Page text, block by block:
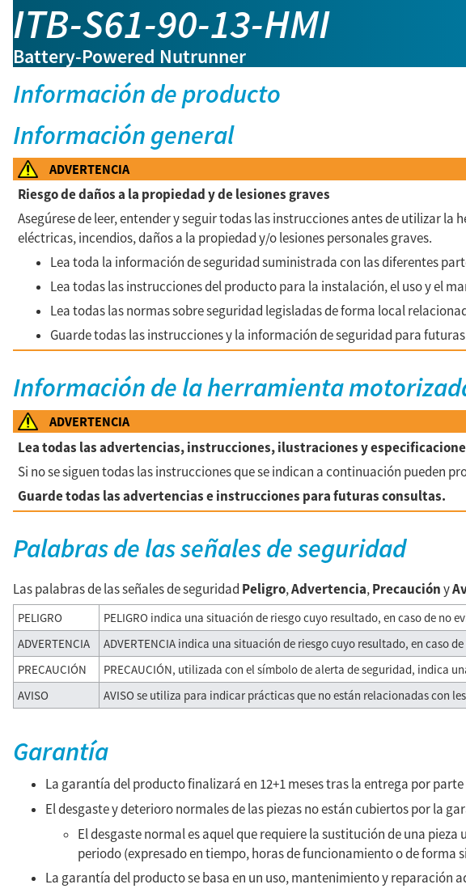
ITB-S61-90-13-HMI
Battery-Powered Nutrunner
Información de producto
Información general
ADVERTENCIA
Riesgo de daños a la propiedad y de lesiones graves
Asegúrese de leer, entender y seguir todas las instrucciones antes de utilizar
eléctricas, incendios, daños a la propiedad y/o lesiones personales graves.
Lea toda la información de seguridad suministrada con las diferentes
Lea todas las instrucciones del producto para la instalación, el uso y el
Lea todas las normas sobre seguridad legisladas de forma local
Guarde todas las instrucciones y la información de seguridad para
Información de la herramienta
ADVERTENCIA
Lea todas las advertencias, instrucciones, ilustraciones y
Si no se siguen todas las instrucciones que se indican a continuación pueden
Guarde todas las advertencias e instrucciones para futuras consultas.
Palabras de las señales de seguridad
Las palabras de las señales de seguridad Peligro,Advertencia,Precaucióny
PELIGRO PELIGRO indica una situación de riesgo cuyo resultado, en caso de no
ADVERTENCIA
ADVERTENCIA indica una situación de riesgo cuyo resultado, en caso
PRECAUCIÓN
PRECAUCIÓN, utilizada con el símbolo de alerta de seguridad, indica
AVISO
AVISO se utiliza para indicar prácticas que no están relacionadas con
Garantía
La garantía del producto finalizará en 12+1 meses tras la entrega por
El desgaste y deterioro normales de las piezas no están cubiertos por la
El desgaste normal es aquel que requiere la sustitución de una
periodo (expresado en tiempo, horas de funcionamiento o de forma
La garantía del producto se basa en un uso, mantenimiento y reparación